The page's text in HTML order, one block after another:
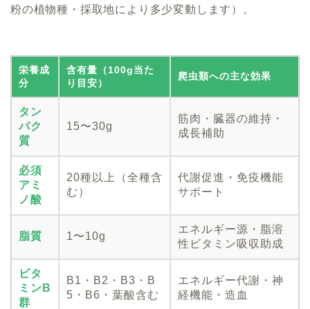
粉の植物種・採取地により多少変動します）。
栄養成
分
含有量（100g当た
り目安）
爬虫類への主な効果
タン
パク
質
15〜30g
筋肉・臓器の維持・
成長補助
必須
アミ
ノ酸
20種以上（全種含
む）
代謝促進・免疫機能
サポート
脂質 1〜10g
エネルギー源・脂溶
性ビタミン吸収助成
ビタ
ミンB
群
B1・B2・B3・B
5・B6・葉酸含む
エネルギー代謝・神
経機能・造血